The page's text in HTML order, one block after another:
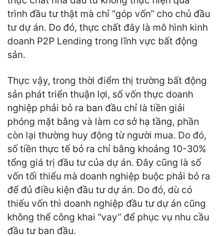
trình đầu tư thật mà chỉ “góp vốn” cho chủ đầu
tư dự án. Do đó, thực chất đây là mô hình kinh
doanh P2P Lending trong lĩnh vực bất động
sản.
Thực vậy, trong thời điểm thị trường bất động
sản phát triển thuận lợi, số vốn thực doanh
nghiệp phải bỏ ra ban đầu chỉ là tiền giải
phóng mặt bằng và làm cơ sở hạ tầng, phần
còn lại thường huy động từ người mua. Do đó,
số tiền thực tế bỏ ra chỉ bằng khoảng 10-30%
tổng giá trị đầu tư của dự án. Đây cũng là số
vốn tối thiểu mà doanh nghiệp buộc phải bỏ ra
để đủ điều kiện đầu tư dự án. Do đó, dù có
thiếu vốn thì doanh nghiệp đầu tư dự án cũng
không thể công khai “vay” để phục vụ nhu cầu
đầu tư ban đầu.